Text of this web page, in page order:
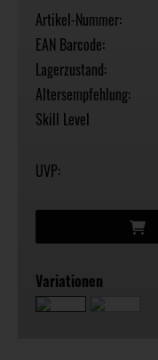
Artikel-Nummer:
EAN Barcode:
Lagerzustand:
Altersempfehlung:
Skill Level
UVP:
Variationen